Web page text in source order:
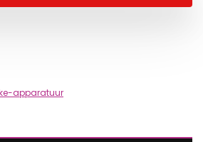
apparatuur